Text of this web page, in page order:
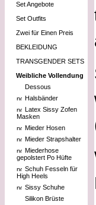
Set Angebote
Set Outfits
Zwei für Einen Preis
BEKLEIDUNG
TRANSGENDER SETS
Weibliche Vollendung
Dessous
Halsbänder
Latex Sissy Zofen
Masken
Mieder Hosen
Mieder Strapshalter
Miederhose
gepolstert Po Hüfte
Schuh Fesseln für
High Heels
Sissy Schuhe
Silikon Brüste